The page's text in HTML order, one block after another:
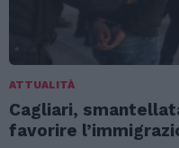
ATTUALITÀ
Cagliari,
favorire